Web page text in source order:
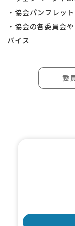
・協会パンフレッ
・協会の各委員会
バイス
委